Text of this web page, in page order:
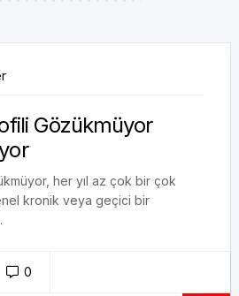
Gözükmüyor
her yıl az çok bir çok
kronik veya geçici bir
0